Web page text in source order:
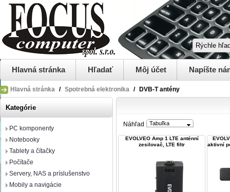
Hlavná stránka Hľadať Môj účet Napíšte
Hlavná stránka / Spotrebná elektronika / DVB-T antény
Kategórie
PC komponenty
Notebooky
Tablety a čítačky
Počítače
Servery, NAS a príslušenstvo
Mobily a navigácie
Náhľad Tabuľka
EVOLVEO Amp 1 LTE anténní
zesilovač, LTE filtr
aktivní